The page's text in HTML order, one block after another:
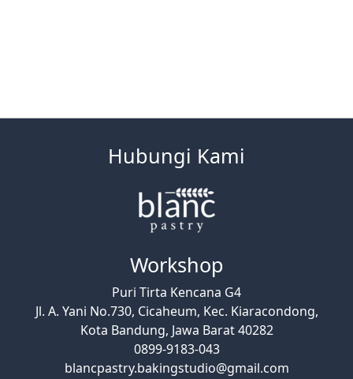
Hubungi Kami
Workshop
Puri Tirta Kencana G4
Jl. A. Yani No.730, Cicaheum, Kec. Kiaracondong,
Kota Bandung, Jawa Barat 40282
0899-9183-043
blancpastry.bakingstudio@gmail.com